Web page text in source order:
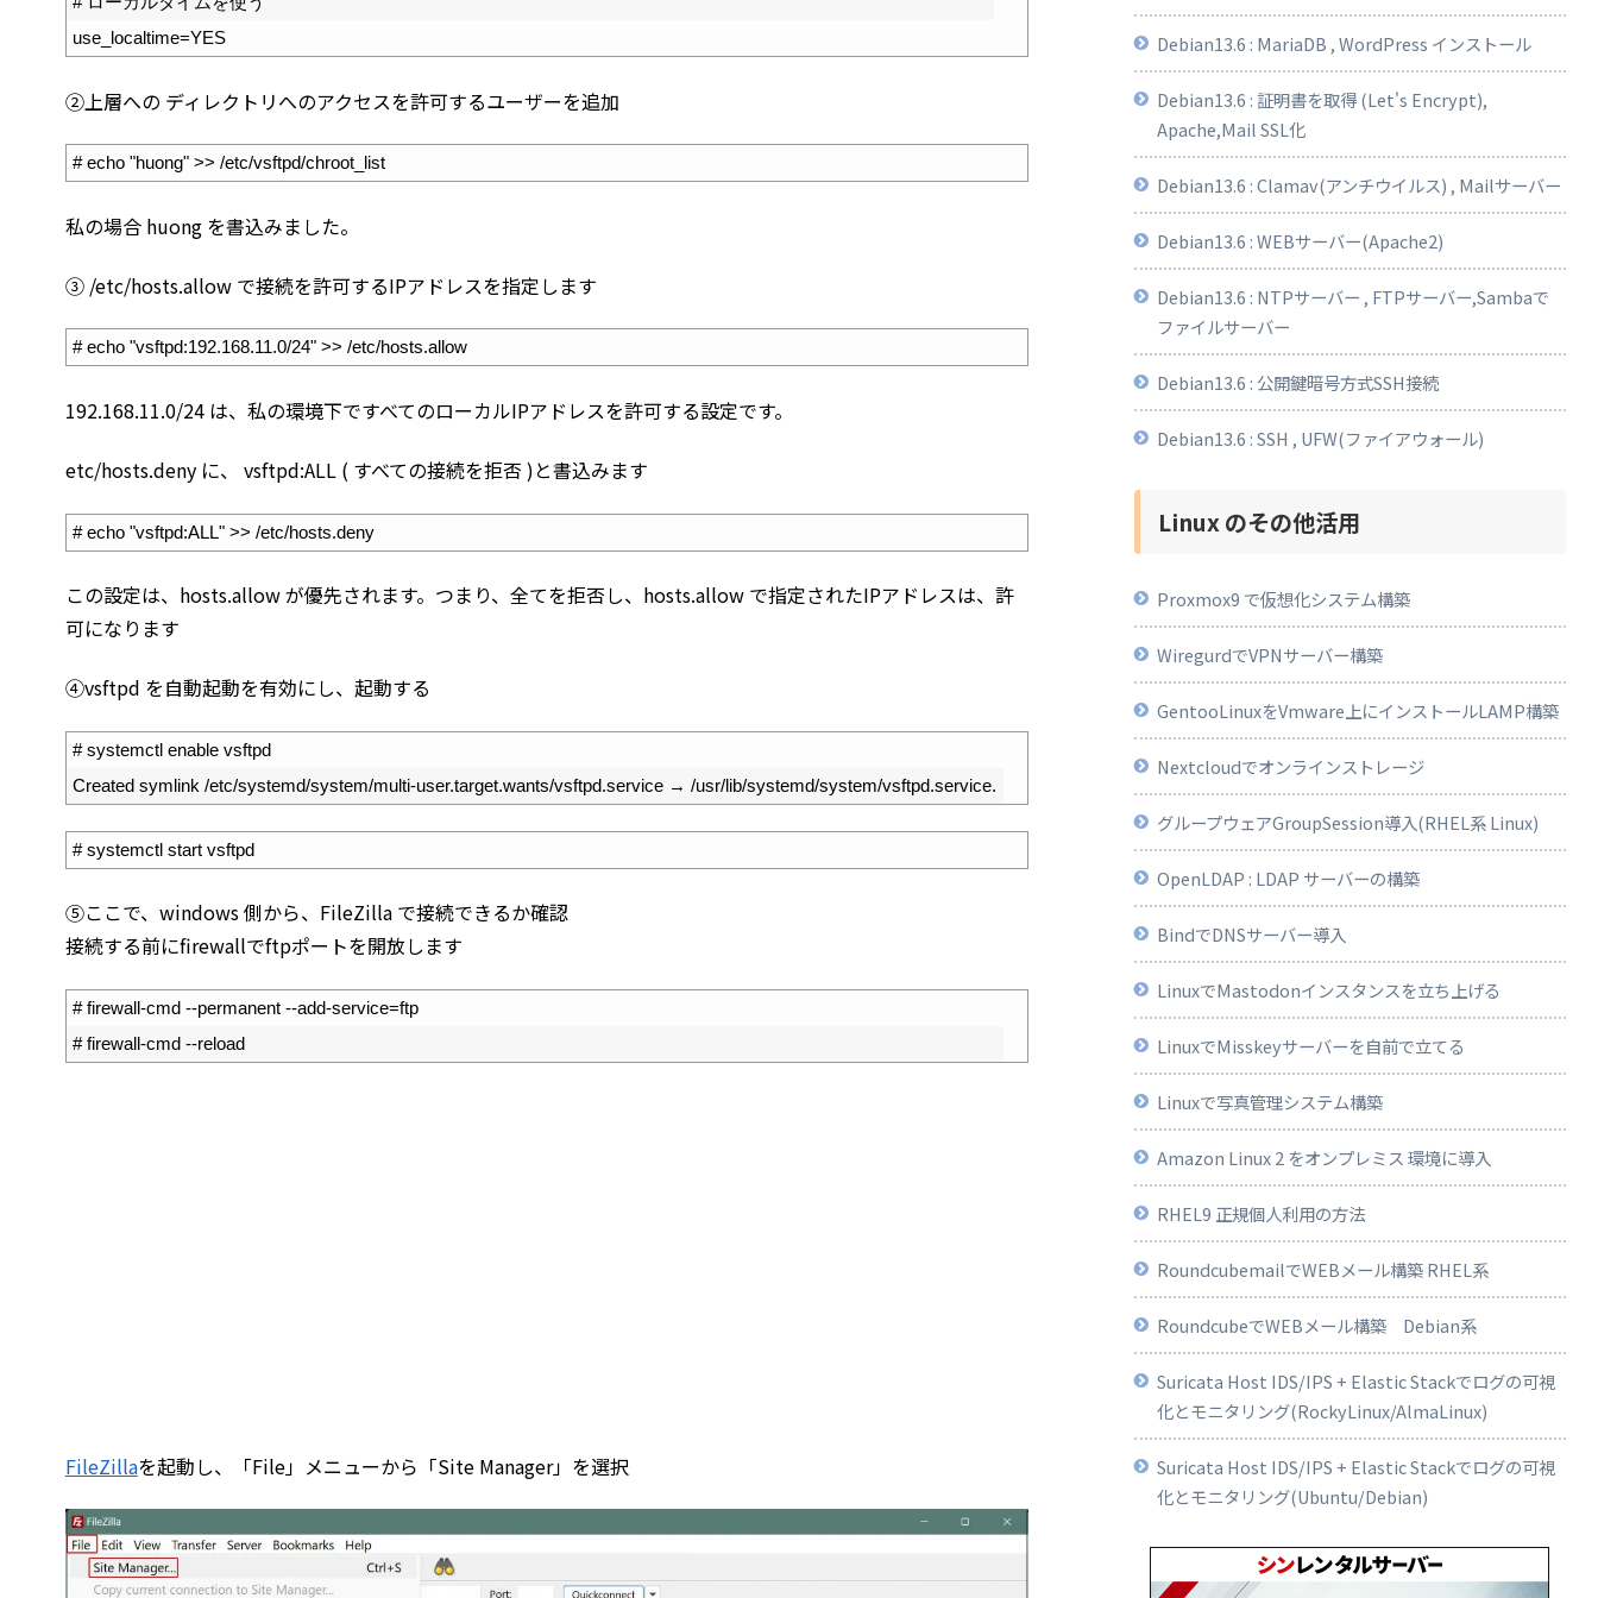
use_localtime=YES
②上層への ディレクトリへのアクセスを許可するユーザーを追加
# echo "huong" >> /etc/vsftpd/chroot_list
私の場合 huong を書込みました。
③ /etc/hosts.allow で接続を許可するIPアドレスを指定します
# echo "vsftpd:192.168.11.0/24" >> /etc/hosts.allow
192.168.11.0/24 は、私の環境下ですべてのローカルIPアドレスを許可する設定です。
etc/hosts.deny に、 vsftpd:ALL ( すべての接続を拒否 )と書込みます
# echo "vsftpd:ALL" >> /etc/hosts.deny
この設定は、hosts.allow が優先されます。つまり、全てを拒否し、hosts.allow で指定されたIPアドレスは、許
可になります
④vsftpd を自動起動を有効にし、起動する
# systemctl enable vsftpd
Created symlink /etc/systemd/system/multi-user.target.wants/vsftpd.service → /usr/lib/systemd/system/vsftpd.service.
# systemctl start vsftpd
⑤ここで、windows 側から、FileZilla で接続できるか確認
接続する前にfirewallでftpポートを開放します
# firewall-cmd --permanent --add-service=ftp
# firewall-cmd --reload
FileZillaを起動し、「File」メニューから「Site Manager」を選択
Debian13.6 : MariaDB , WordPress インストール
Debian13.6 : 証明書を取得 (Let's Encrypt),
Apache,Mail SSL化
Debian13.6 : Clamav(アンチウイルス) , Mailサーバー
Debian13.6 : WEBサーバー(Apache2)
Debian13.6 : NTPサーバー , FTPサーバー,Sambaで
ファイルサーバー
Debian13.6 : 公開鍵暗号方式SSH接続
Debian13.6 : SSH , UFW(ファイアウォール)
Linux のその他活用
Proxmox9 で仮想化システム構築
WiregurdでVPNサーバー構築
GentooLinuxをVmware上にインストールLAMP構築
Nextcloudでオンラインストレージ
グループウェアGroupSession導入(RHEL系 Linux)
OpenLDAP : LDAP サーバーの構築
BindでDNSサーバー導入
LinuxでMastodonインスタンスを立ち上げる
LinuxでMisskeyサーバーを自前で立てる
Linuxで写真管理システム構築
Amazon Linux 2 をオンプレミス 環境に導入
RHEL9 正規個人利用の方法
RoundcubemailでWEBメール構築 RHEL系
RoundcubeでWEBメール構築 Debian系
Suricata Host IDS/IPS + Elastic Stackでログの可視
化とモニタリング(RockyLinux/AlmaLinux)
Suricata Host IDS/IPS + Elastic Stackでログの可視
化とモニタリング(Ubuntu/Debian)